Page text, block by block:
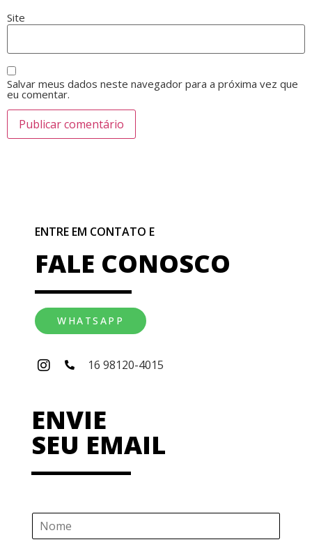
Site
Salvar meus dados neste navegador para a próxima vez que
eu comentar.
ENTRE EM CONTATO E
FALE CONOSCO
WHATSAPP
16 98120-4015
ENVIE
SEU EMAIL
N